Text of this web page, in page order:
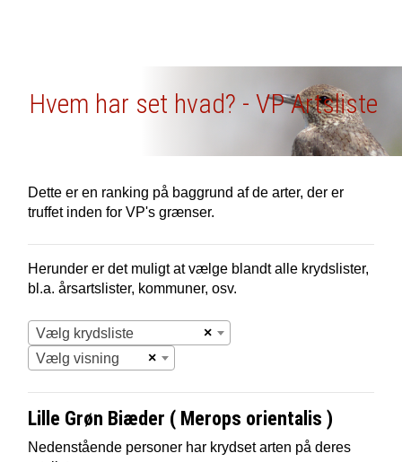
Hvem har set hvad? - VP Artsliste
Dette er en ranking på baggrund af de arter, der er
truffet inden for VP's grænser.
Herunder er det muligt at vælge blandt alle krydslister,
bl.a. årsartslister, kommuner, osv.
×
Vælg krydsliste
×
Vælg visning
Lille Grøn Biæder ( Merops orientalis )
Nedenstående personer har krydset arten på deres